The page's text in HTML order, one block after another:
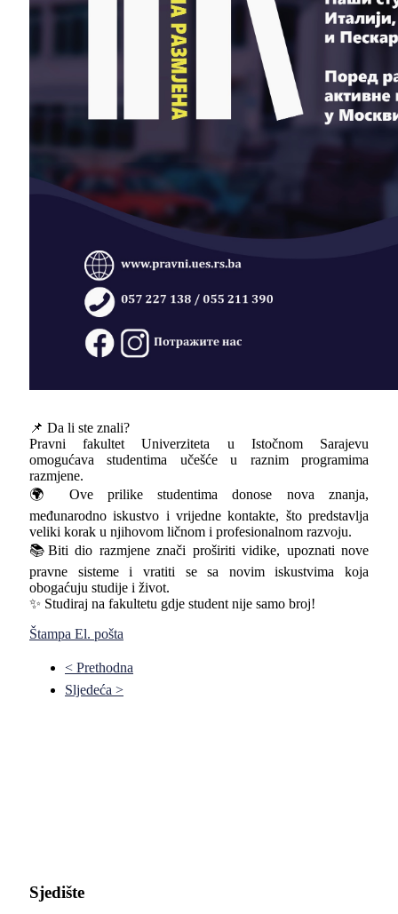
📌 Da li ste znali?
Pravni fakultet Univerziteta u Istočnom Sarajevu
omogućava studentima učešće u raznim programima
razmjene.
🌍 Ove prilike studentima donose nova znanja,
međunarodno iskustvo i vrijedne kontakte, što predstavlja
veliki korak u njihovom ličnom i profesionalnom razvoju.
📚Biti dio razmjene znači proširiti vidike, upoznati nove
pravne sisteme i vratiti se sa novim iskustvima koja
obogaćuju studije i život.
✨ Studiraj na fakultetu gdje student nije samo broj!
Štampa El. pošta
< Prethodna
Sljedeća >
Sjedište